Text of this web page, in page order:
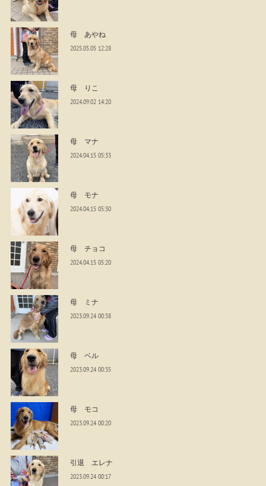
母 あやね
2025.05.05 12:28
母 りこ
2024.09.02 14:20
母 マナ
2024.04.15 05:33
母 モナ
2024.04.15 05:30
母 チョコ
2024.04.15 05:20
母 ミナ
2023.09.24 00:38
母 ベル
2023.09.24 00:35
母 モコ
2023.09.24 00:20
引退 エレナ
2023.09.24 00:17